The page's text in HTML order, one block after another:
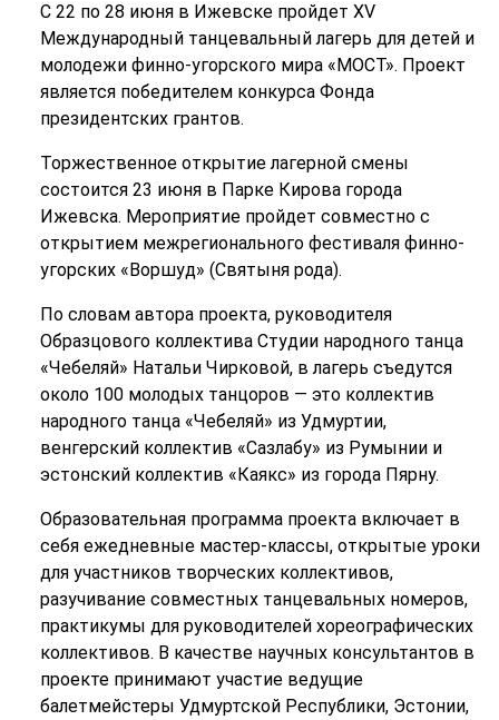
С 22 по 28 июня в Ижевске пройдет XV
Международный танцевальный лагерь для детей и
молодежи финно-угорского мира «МОСТ». Проект
является победителем конкурса Фонда
президентских грантов.
Торжественное открытие лагерной смены
состоится 23 июня в Парке Кирова города
Ижевска. Мероприятие пройдет совместно с
открытием межрегионального фестиваля финно-
угорских «Воршуд» (Святыня рода).
По словам автора проекта, руководителя
Образцового коллектива Студии народного танца
«Чебеляй» Натальи Чирковой, в лагерь съедутся
около 100 молодых танцоров — это коллектив
народного танца «Чебеляй» из Удмуртии,
венгерский коллектив «Сазлабу» из Румынии и
эстонский коллектив «Каякс» из города Пярну.
Образовательная программа проекта включает в
себя ежедневные мастер-классы, открытые уроки
для участников творческих коллективов,
разучивание совместных танцевальных номеров,
практикумы для руководителей хореографических
коллективов. В качестве научных консультантов в
проекте принимают участие ведущие
балетмейстеры Удмуртской Республики, Эстонии,